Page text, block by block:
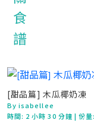
[甜品篇] 木瓜椰奶凍
By isabellee
時間: 2 小時 30 分鐘 | 份